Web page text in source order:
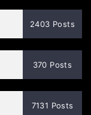
2403 Posts
370 Posts
7131 Posts